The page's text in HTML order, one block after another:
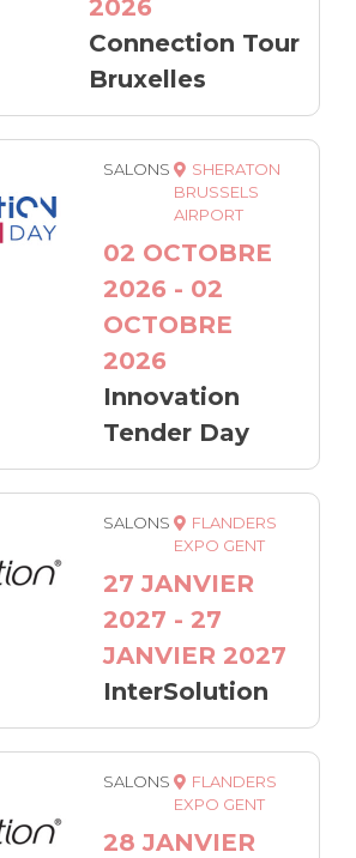
2026
Connection Tour
Bruxelles
SALONS
SHERATON
BRUSSELS
AIRPORT
02 OCTOBRE
2026 - 02
OCTOBRE
2026
Innovation
Tender Day
SALONS
FLANDERS
EXPO GENT
27 JANVIER
2027 - 27
JANVIER 2027
InterSolution
SALONS
FLANDERS
EXPO GENT
28 JANVIER